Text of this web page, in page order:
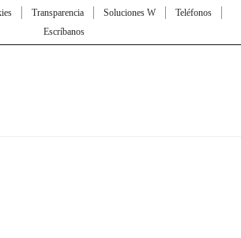
Transparencia Soluciones W
Teléfonos
Escríbanos